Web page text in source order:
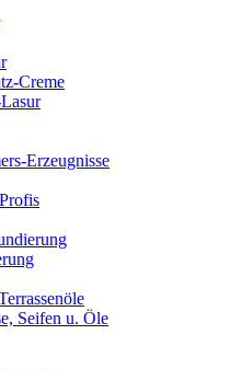
Creme
Erzeugnisse
Seifen u. Öle